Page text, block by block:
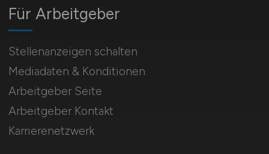
Für Arbeitgeber
Stellenanzeigen schalten
Mediadaten & Konditionen
Arbeitgeber Seite
Arbeitgeber Kontakt
Karrierenetzwerk